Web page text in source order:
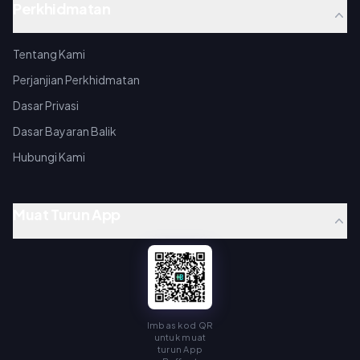
Tentang Kami
Perjanjian Perkhidmatan
Dasar Privasi
Dasar Bayaran Balik
Hubungi Kami
Imbas kod QR
untuk muat
turun App